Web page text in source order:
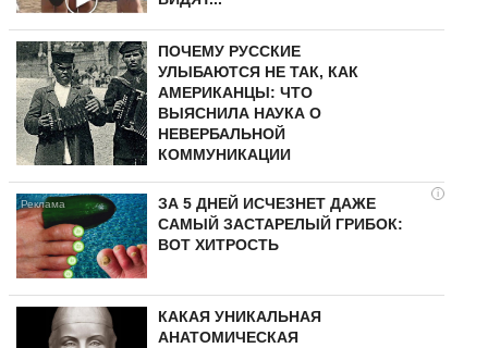
ПОЧЕМУ РУССКИЕ
УЛЫБАЮТСЯ НЕ ТАК, КАК
АМЕРИКАНЦЫ: ЧТО
ВЫЯСНИЛА НАУКА О
НЕВЕРБАЛЬНОЙ
КОММУНИКАЦИИ
i
ЗА 5 ДНЕЙ ИСЧЕЗНЕТ ДАЖЕ
САМЫЙ ЗАСТАРЕЛЫЙ ГРИБОК:
ВОТ ХИТРОСТЬ
КАКАЯ УНИКАЛЬНАЯ
АНАТОМИЧЕСКАЯ